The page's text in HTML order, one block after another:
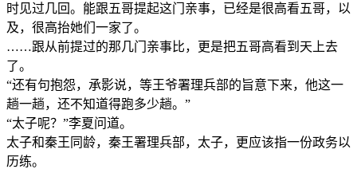
时见过几回。能跟五哥提起这门亲事，已经是很高看五哥，以
及，很高抬她们一家了。
……跟从前提过的那几门亲事比，更是把五哥高看到天上去
了。
“还有句抱怨，承影说，等王爷署理兵部的旨意下来，他这一
趟一趟，还不知道得跑多少趟。”
“太子呢？”李夏问道。
太子和秦王同龄，秦王署理兵部，太子，更应该指一份政务以
历练。